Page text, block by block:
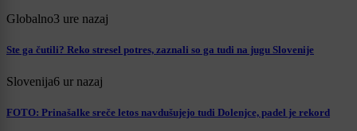
Globalno3 ure nazaj
Ste ga čutili? Reko stresel potres, zaznali so ga tudi na jugu Slovenije
Slovenija6 ur nazaj
FOTO: Prinašalke sreče letos navdušujejo tudi Dolenjce, padel je rekord